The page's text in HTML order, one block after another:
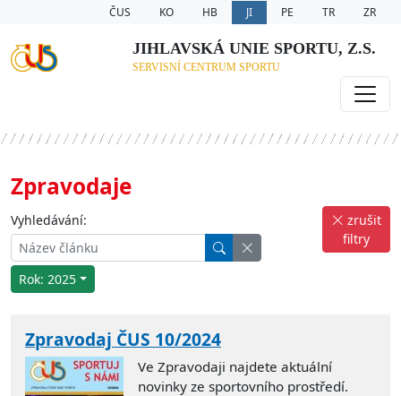
ČUS KO HB JI PE TR ZR
JIHLAVSKÁ UNIE SPORTU, Z.S.
SERVISNÍ CENTRUM SPORTU
Zpravodaje
Vyhledávání:
Rok: 2025
zrušit
filtry
Zpravodaj ČUS 10/2024
Ve Zpravodaji najdete aktuální
novinky ze sportovního prostředí.